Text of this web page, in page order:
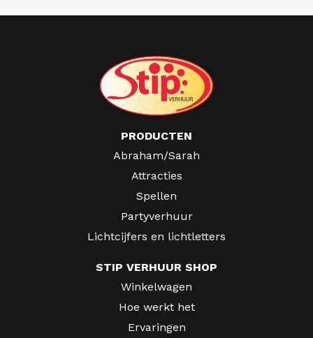
PRODUCTEN
Abraham/Sarah
Attracties
Spellen
Partyverhuur
Lichtcijfers en lichtletters
STIP VERHUUR SHOP
Winkelwagen
Hoe werkt het
Ervaringen